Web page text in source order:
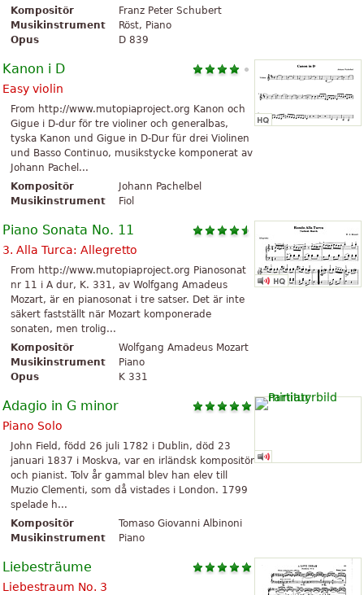
Kompositör
Franz Peter Schubert
Musikinstrument
Röst, Piano
Opus
D 839
Kanon i D
Easy violin
From http://www.mutopiaproject.org Kanon och
Gigue i D-dur för tre violiner och generalbas,
tyska Kanon und Gigue in D-Dur für drei Violinen
und Basso Continuo, musikstycke komponerat av
Johann Pachel...
Kompositör
Johann Pachelbel
Musikinstrument
Fiol
Piano Sonata No. 11
3. Alla Turca: Allegretto
From http://www.mutopiaproject.org Pianosonat
nr 11 i A dur, K. 331, av Wolfgang Amadeus
Mozart, är en pianosonat i tre satser. Det är inte
säkert fastställt när Mozart komponerade
sonaten, men trolig...
Kompositör
Wolfgang Amadeus Mozart
Musikinstrument
Piano
Opus
K 331
Adagio in G minor
Piano Solo
John Field, född 26 juli 1782 i Dublin, död 23
januari 1837 i Moskva, var en irländsk kompositör
och pianist. Tolv år gammal blev han elev till
Muzio Clementi, som då vistades i London. 1799
spelade h...
Kompositör
Tomaso Giovanni Albinoni
Musikinstrument
Piano
Liebesträume
Liebestraum No. 3